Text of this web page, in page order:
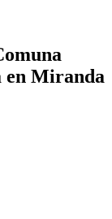
en Miranda